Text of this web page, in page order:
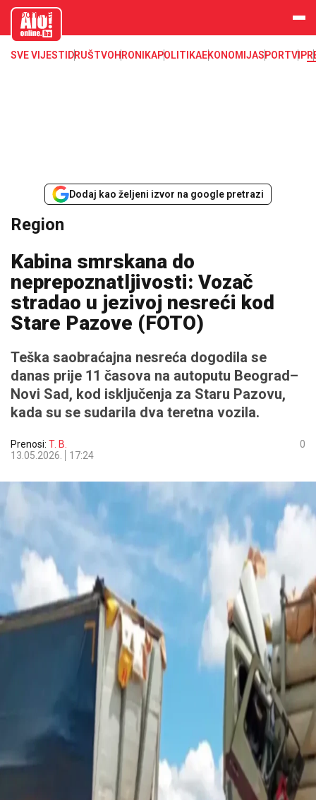
aloonline.b
SVE VIJESTI DRUŠTVOHRONIKAPOLITIKAEKONOMIJASPORTVIP
Dodaj kao željeni izvor na google pretrazi
Region
Kabina smrskana do
neprepoznatljivosti: Vozač
stradao u jezivoj nesreći kod
Stare Pazove (FOTO)
Teška saobraćajna nesreća dogodila se
danas prije 11 časova na autoputu Beograd–
Novi Sad, kod isključenja za Staru Pazovu,
kada su se sudarila dva teretna vozila.
Prenosi: T. B.
13.05.2026.
17:24
0